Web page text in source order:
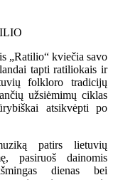
„Ratilio“ kviečia savo
tapti ratiliokais ir
folkloro tradicijų
užsiėmimų ciklas
atsikvėpti po
patirs lietuvių
pasiruoš dainomis
dienas bei